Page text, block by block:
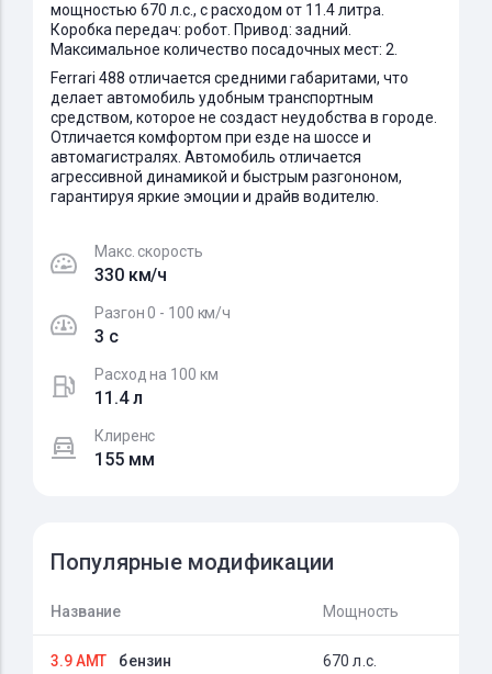
мощностью 670 л.с., с расходом от 11.4 литра.
Коробка передач: робот. Привод: задний.
Максимальное количество посадочных мест: 2.
Ferrari 488 отличается средними габаритами, что
делает автомобиль удобным транспортным
средством, которое не создаст неудобства в городе.
Отличается комфортом при езде на шоссе и
автомагистралях. Автомобиль отличается
агрессивной динамикой и быстрым разгононом,
гарантируя яркие эмоции и драйв водителю.
Макс. скорость
330 км/ч
Разгон 0 - 100 км/ч
3 c
Расход на 100 км
11.4 л
Клиренс
155 мм
Популярные модификации
Название Мощность
3.9 AMT бензин 670 л.с.